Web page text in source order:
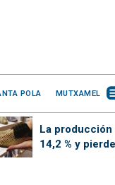
POLA MUTXAMEL
La producción
14,2 % y